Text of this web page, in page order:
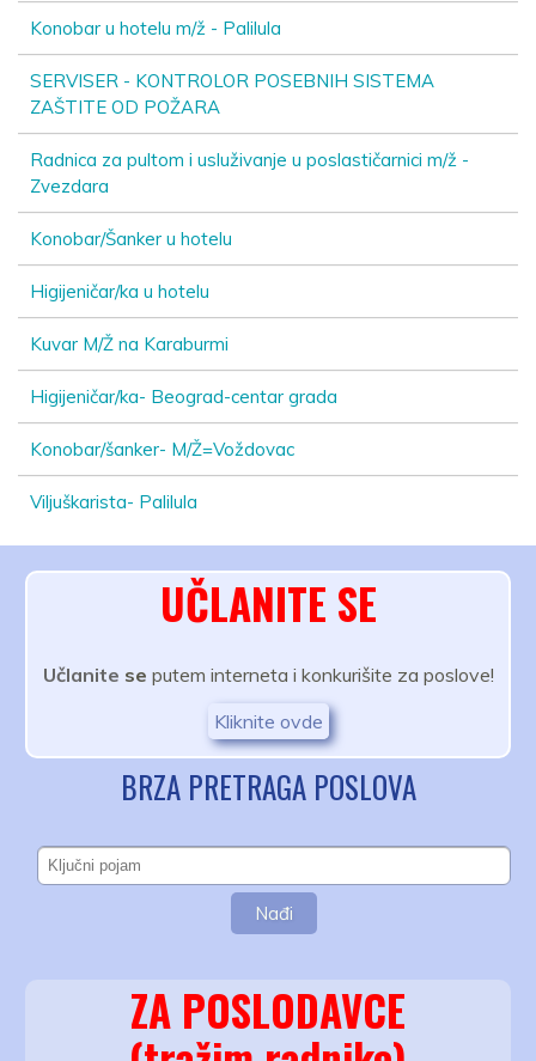
Konobar u hotelu m/ž - Palilula
SERVISER - KONTROLOR POSEBNIH SISTEMA
ZAŠTITE OD POŽARA
Radnica za pultom i usluživanje u poslastičarnici m/ž -
Zvezdara
Konobar/Šanker u hotelu
Higijeničar/ka u hotelu
Kuvar M/Ž na Karaburmi
Higijeničar/ka- Beograd-centar grada
Konobar/šanker- M/Ž=Voždovac
Viljuškarista- Palilula
UČLANITE SE
Učlanite se putem interneta i konkurišite za poslove!
Kliknite ovde
BRZA PRETRAGA POSLOVA
ZA POSLODAVCE